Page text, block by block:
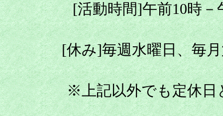
[活動時間]午前10時
[休み]毎週水曜日、毎
※上記以外でも定休日